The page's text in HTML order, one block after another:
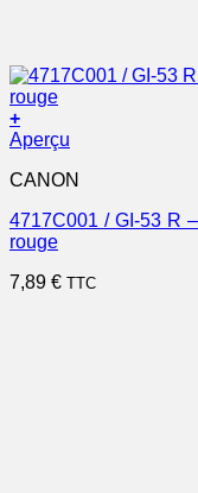
+
Aperçu
CANON
4717C001 / GI-53 R
rouge
7,89 € TTC